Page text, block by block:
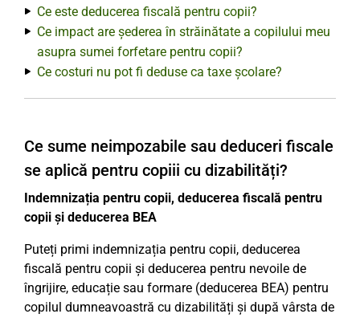
Ce este deducerea fiscală pentru copii?
Ce impact are șederea în străinătate a copilului meu
asupra sumei forfetare pentru copii?
Ce costuri nu pot fi deduse ca taxe școlare?
Ce sume neimpozabile sau deduceri fiscale
se aplică pentru copiii cu dizabilități?
Indemnizația pentru copii, deducerea fiscală pentru
copii și deducerea BEA
Puteți primi indemnizația pentru copii, deducerea
fiscală pentru copii și deducerea pentru nevoile de
îngrijire, educație sau formare (deducerea BEA) pentru
copilul dumneavoastră cu dizabilități și după vârsta de